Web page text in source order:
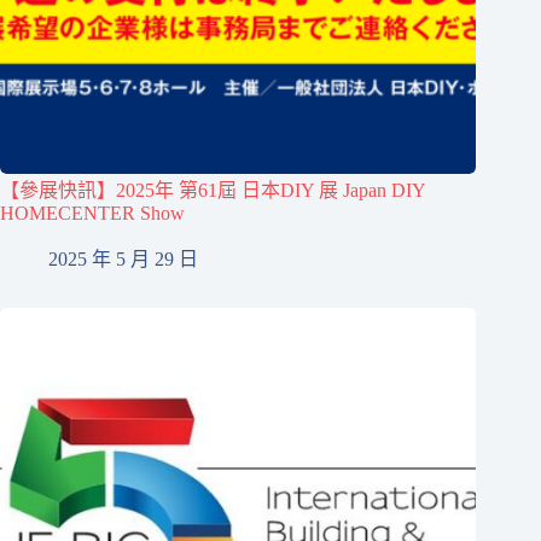
【參展快訊】2025年 第61屆 日本DIY 展 Japan DIY
HOMECENTER Show
2025 年 5 月 29 日